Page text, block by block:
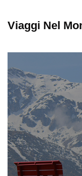
Viaggi Nel